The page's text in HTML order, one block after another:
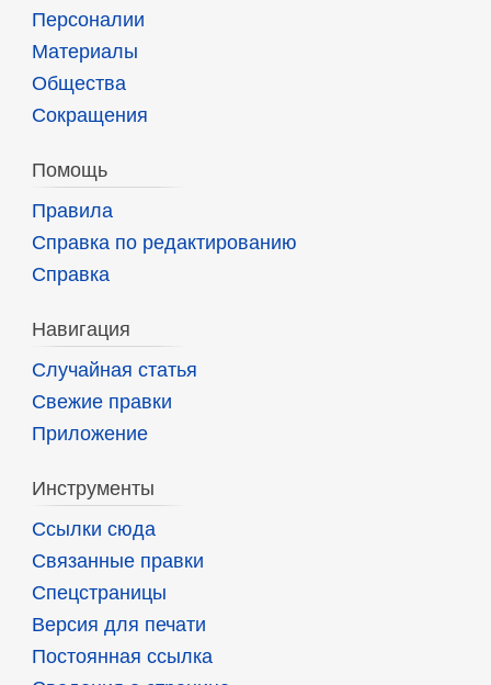
Персоналии
Материалы
Общества
Сокращения
Помощь
Правила
Справка по редактированию
Справка
Навигация
Случайная статья
Свежие правки
Приложение
Инструменты
Ссылки сюда
Связанные правки
Спецстраницы
Версия для печати
Постоянная ссылка